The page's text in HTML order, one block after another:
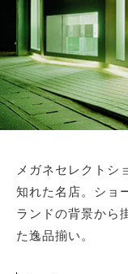
メガネセレクトシ
知れた名店。ショ
ランドの背景から
た逸品揃い。